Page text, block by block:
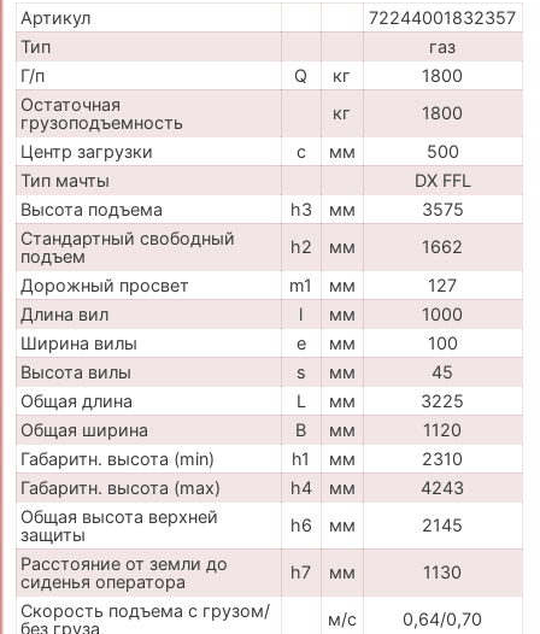
Артикул
72244001832357
Тип
газ
Г/п
Q кг
1800
Остаточная
грузоподъемность
кг
1800
Центр загрузки
c мм
500
Тип мачты
DX FFL
Высота подъема
h3 мм
3575
Стандартный свободный
подъем
h2 мм
1662
Дорожный просвет
m1 мм
127
Длина вил
l мм
1000
Ширина вилы
e мм
100
Высота вилы
s мм
45
Общая длина
L мм
3225
Общая ширина
B мм
1120
Габаритн. высота (min)
h1 мм
2310
Габаритн. высота (max)
h4 мм
4243
Общая высота верхней
защиты
h6 мм
2145
Расстояние от земли до
сиденья оператора
h7 мм
1130
Скорость подъема с грузом/
без груза
м/с
0,64/0,70